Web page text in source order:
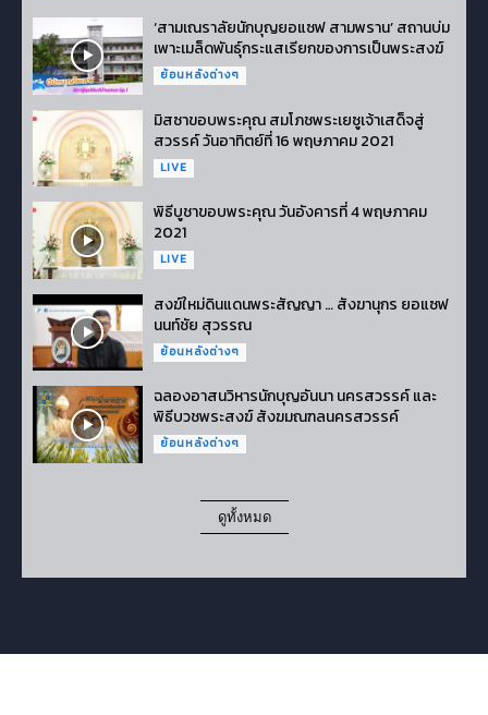
‘สามเณราลัยนักบุญยอแซฟ สามพราน’ สถานบ่ม
เพาะเมล็ดพันธุ์กระแสเรียกของการเป็นพระสงฆ์
ย้อนหลังต่างๆ
มิสซาขอบพระคุณ สมโภชพระเยซูเจ้าเสด็จสู่
สวรรค์ วันอาทิตย์ที่ 16 พฤษภาคม 2021
LIVE
พิธีบูชาขอบพระคุณ วันอังคารที่ 4 พฤษภาคม
2021
LIVE
สงฆ์ใหม่ดินแดนพระสัญญา … สังฆานุกร ยอแซฟ
นนท์ชัย สุวรรณ
ย้อนหลังต่างๆ
ฉลองอาสนวิหารนักบุญอันนา นครสวรรค์ และ
พิธีบวชพระสงฆ์ สังฆมณฑลนครสวรรค์
ย้อนหลังต่างๆ
ดูทั้งหมด